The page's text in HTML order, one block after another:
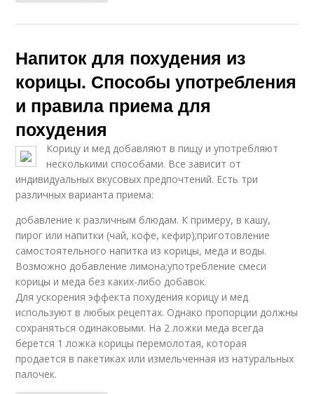
Напиток для похудения из
корицы. Способы употребления
и правила приема для
похудения
Корицу и мед добавляют в пищу и употребляют
несколькими способами. Все зависит от
индивидуальных вкусовых предпочтений. Есть три
различных варианта приема:
добавление к различным блюдам. К примеру, в кашу,
пирог или напитки (чай, кофе, кефир);приготовление
самостоятельного напитка из корицы, меда и воды.
Возможно добавление лимона;употребление смеси
корицы и меда без каких-либо добавок.
Для ускорения эффекта похудения корицу и мед
используют в любых рецептах. Однако пропорции должны
сохраняться одинаковыми. На 2 ложки меда всегда
берется 1 ложка корицы перемолотая, которая
продается в пакетиках или измельченная из натуральных
палочек.